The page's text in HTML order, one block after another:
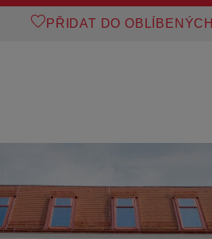
PŘIDAT DO OBLÍBENÝCH